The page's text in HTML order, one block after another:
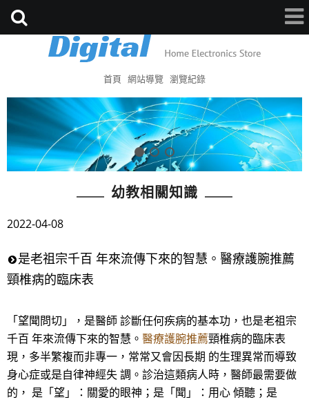
首頁 網站導覽 瀏覽紀錄
幼教相關知識
2022-04-08
是老祖宗千百 年來流傳下來的智慧。醫療護腕推薦
頸椎病的臨床表
「望聞問切」，是醫師 診斷任何疾病的基本功，也是老祖宗
千百 年來流傳下來的智慧。 醫療護腕推薦頸椎病的臨床表
現，多半繁複而非專一，常常又會因長期 的生理異常而導致
身心症或是自律神經失 調。診治這類病人時，醫師最需要做
的， 是「望」：關愛的眼神；是「聞」：用心 傾聽；是